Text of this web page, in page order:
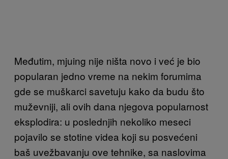
Međutim, mjuing nije ništa novo i već je bio
popularan jedno vreme na nekim forumima
gde se muškarci savetuju kako da budu što
muževniji, ali ovih dana njegova popularnost
eksplodira: u poslednjih nekoliko meseci
pojavilo se stotine videa koji su posvećeni
baš uvežbavanju ove tehnike, sa naslovima